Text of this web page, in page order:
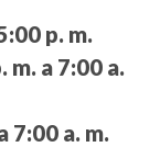
p. m.
m. a 7:00 a.
7:00 a. m.